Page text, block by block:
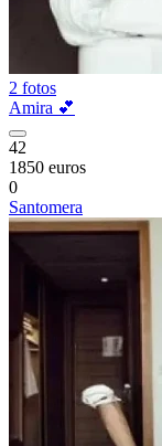
2 fotos
Amira 💕
42
1850 euros
0
Santomera